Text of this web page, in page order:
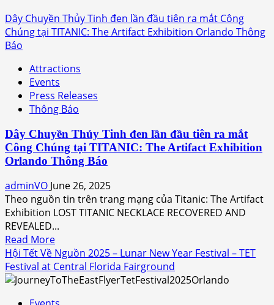
Dây Chuyền Thủy Tinh đen lần đầu tiên ra mắt Công
Chúng tại TITANIC: The Artifact Exhibition Orlando Thông
Báo
Attractions
Events
Press Releases
Thông Báo
Dây Chuyền Thủy Tinh đen lần đầu tiên ra mắt
Công Chúng tại TITANIC: The Artifact Exhibition
Orlando Thông Báo
adminVO June 26, 2025
Theo nguồn tin trên trang mạng của Titanic: The Artifact
Exhibition LOST TITANIC NECKLACE RECOVERED AND
REVEALED...
Read MoreRead
more
about
Dây
Hội Tết Về Nguồn 2025 – Lunar New Year Festival – TET
Festival at Central Florida Fairground